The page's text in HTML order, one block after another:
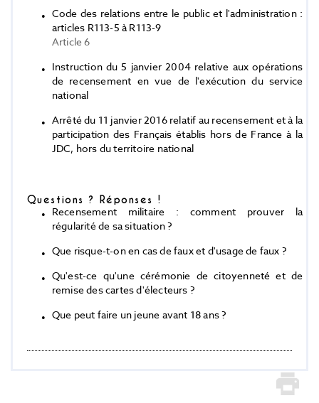
Code des relations entre le public et l'administration :
articles R113-5 à R113-9
Article 6
Instruction du 5 janvier 2004 relative aux opérations
de recensement en vue de l'exécution du service
national
Arrêté du 11 janvier 2016 relatif au recensement et à la
participation des Français établis hors de France à la
JDC, hors du territoire national
Questions ? Réponses !
Recensement militaire : comment prouver la
régularité de sa situation ?
Que risque-t-on en cas de faux et d'usage de faux ?
Qu'est-ce qu'une cérémonie de citoyenneté et de
remise des cartes d'électeurs ?
Que peut faire un jeune avant 18 ans ?